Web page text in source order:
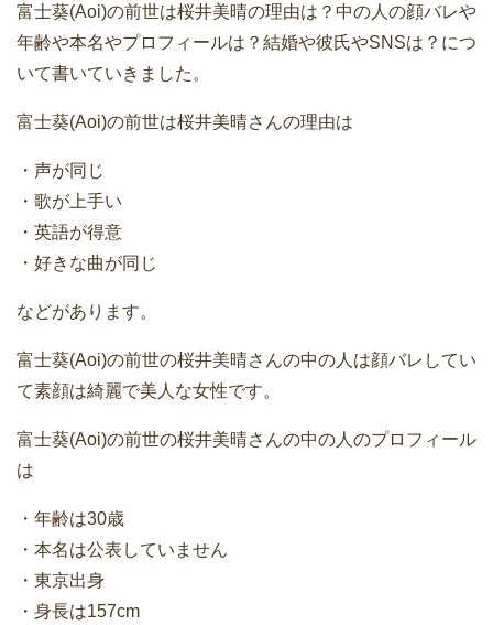
富士葵(Aoi)の前世は桜井美晴の理由は？中の人の顔バレや
年齢や本名やプロフィールは？結婚や彼氏やSNSは？につ
いて書いていきました。
富士葵(Aoi)の前世は桜井美晴さんの理由は
・声が同じ
・歌が上手い
・英語が得意
・好きな曲が同じ
などがあります。
富士葵(Aoi)の前世の桜井美晴さんの中の人は顔バレしてい
て素顔は綺麗で美人な女性です。
富士葵(Aoi)の前世の桜井美晴さんの中の人のプロフィール
は
・年齢は30歳
・本名は公表していません
・東京出身
・身長は157cm